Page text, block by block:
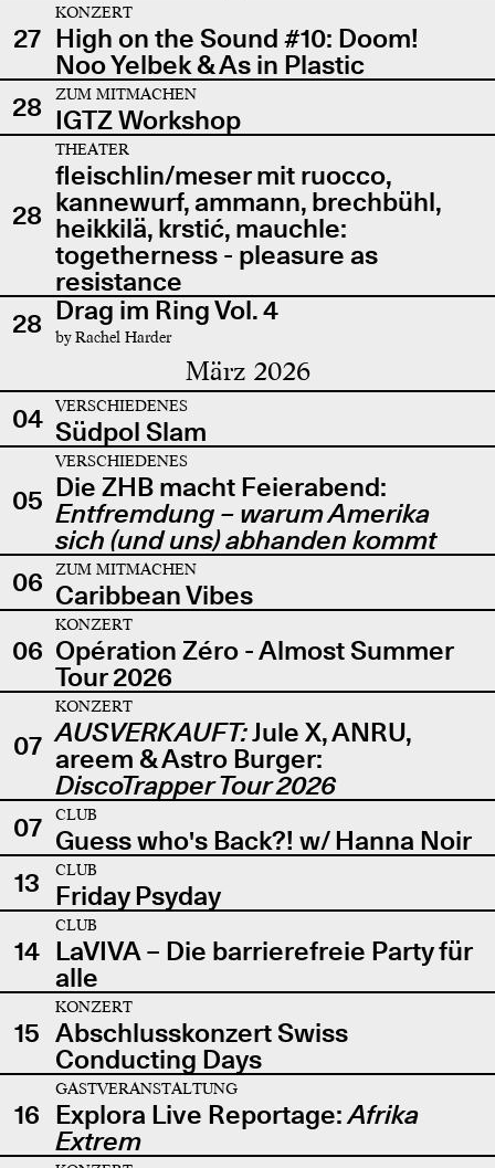
27
KONZERT
High on the Sound #10: Doom!
Noo Yelbek & As in Plastic
28
ZUM MITMACHEN
IGTZ Workshop
28
THEATER
fleischlin/meser mit ruocco,
kannewurf, ammann, brechbühl,
heikkilä, krstić, mauchle:
togetherness - pleasure as
resistance
28 Drag im Ring Vol. 4
by Rachel Harder
März 2026
04 VERSCHIEDENES
Südpol Slam
05
VERSCHIEDENES
Die ZHB macht Feierabend:
Entfremdung – warum Amerika
sich (und uns) abhanden kommt
06
ZUM MITMACHEN
Caribbean Vibes
06
KONZERT
Opération Zéro - Almost Summer
Tour 2026
07
KONZERT
AUSVERKAUFT:Jule X, ANRU,
areem & Astro Burger:
DiscoTrapper Tour 2026
07
CLUB
Guess who's Back?! w/ Hanna Noir
13
CLUB
Friday Psyday
14
CLUB
LaVIVA – Die barrierefreie Party für
alle
15
KONZERT
Abschlusskonzert Swiss
Conducting Days
16
GASTVERANSTALTUNG
Explora Live Reportage:Afrika
Extrem